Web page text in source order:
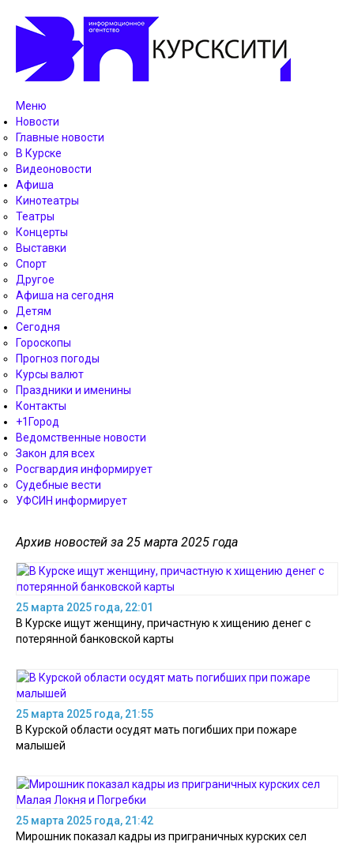
Меню
Новости
Главные новости
В Курске
Видеоновости
Афиша
Кинотеатры
Театры
Концерты
Выставки
Спорт
Другое
Афиша на сегодня
Детям
Сегодня
Гороскопы
Прогноз погоды
Курсы валют
Праздники и именины
Контакты
+1Город
Ведомственные новости
Закон для всех
Росгвардия информирует
Судебные вести
УФСИН информирует
Архив новостей за 25 марта 2025 года
25 марта 2025 года, 22:01
В Курске ищут женщину, причастную к хищению денег с
потерянной банковской карты
25 марта 2025 года, 21:55
В Курской области осудят мать погибших при пожаре
малышей
25 марта 2025 года, 21:42
Мирошник показал кадры из приграничных курских сел